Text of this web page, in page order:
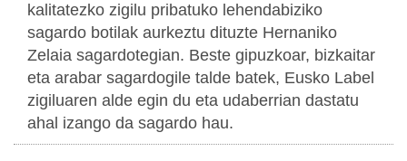
kalitatezko zigilu pribatuko lehendabiziko
sagardo botilak aurkeztu dituzte Hernaniko
Zelaia sagardotegian. Beste gipuzkoar, bizkaitar
eta arabar sagardogile talde batek, Eusko Label
zigiluaren alde egin du eta udaberrian dastatu
ahal izango da sagardo hau.